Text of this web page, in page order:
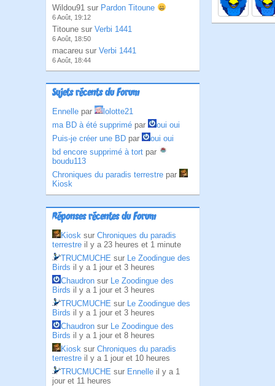
Wildou91 sur Pardon Titoune
6 Août, 19:12
Titoune sur Verbi 1441
6 Août, 18:50
macareu sur Verbi 1441
6 Août, 18:44
Sujets récents du Forum
Ennelle par
lolotte21
ma BD à été supprimé par
oui oui
Puis-je créer une BD par
oui oui
bd encore supprimé à tort par
boudu113
Chroniques du paradis terrestre par
Kiosk
Réponses récentes du Forum
Kiosk sur Chroniques du paradis
terrestre il y a 23 heures et 1 minute
TRUCMUCHE sur Le Zoodingue des
Birds il y a 1 jour et 3 heures
Chaudron sur Le Zoodingue des
Birds il y a 1 jour et 3 heures
TRUCMUCHE sur Le Zoodingue des
Birds il y a 1 jour et 3 heures
Chaudron sur Le Zoodingue des
Birds il y a 1 jour et 8 heures
Kiosk sur Chroniques du paradis
terrestre il y a 1 jour et 10 heures
TRUCMUCHE sur Ennelle il y a 1
jour et 11 heures